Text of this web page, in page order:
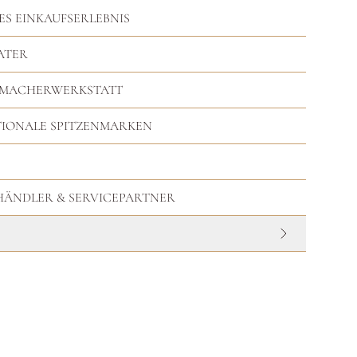
EINKAUFSERLEBNIS
SPITZENMARKEN
& SERVICEPARTNER